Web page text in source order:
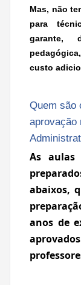
Mas, não
para
garante,
custo
Quem são
aprovação
As aulas
abaixos,
anos de